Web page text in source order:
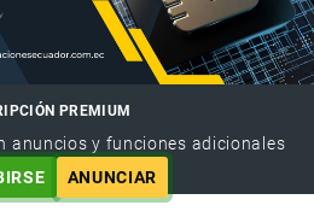
PREMIUM
anuncios y funciones adicionales
ANUNCIAR